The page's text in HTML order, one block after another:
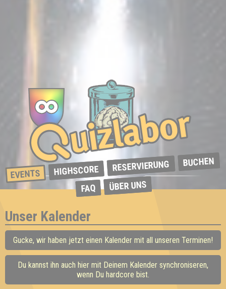
EVENTS HIGHSCORE RESERVIERUNG BUCHEN
FAQ ÜBER UNS
Unser Kalender
Gucke, wir haben jetzt einen Kalender mit all unseren Terminen!
Du kannst ihn auch hier mit Deinem Kalender synchroniseren,
wenn Du hardcore bist.